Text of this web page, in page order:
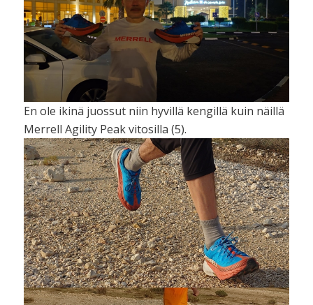
En ole ikinä juossut niin hyvillä kengillä kuin näillä
Merrell Agility Peak vitosilla (5).